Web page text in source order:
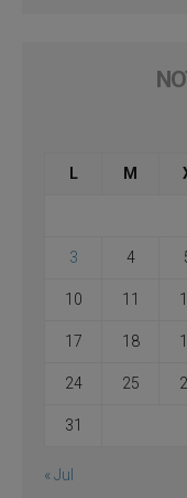
L M
3 4
10 11
17 18
24 25
31
« Jul